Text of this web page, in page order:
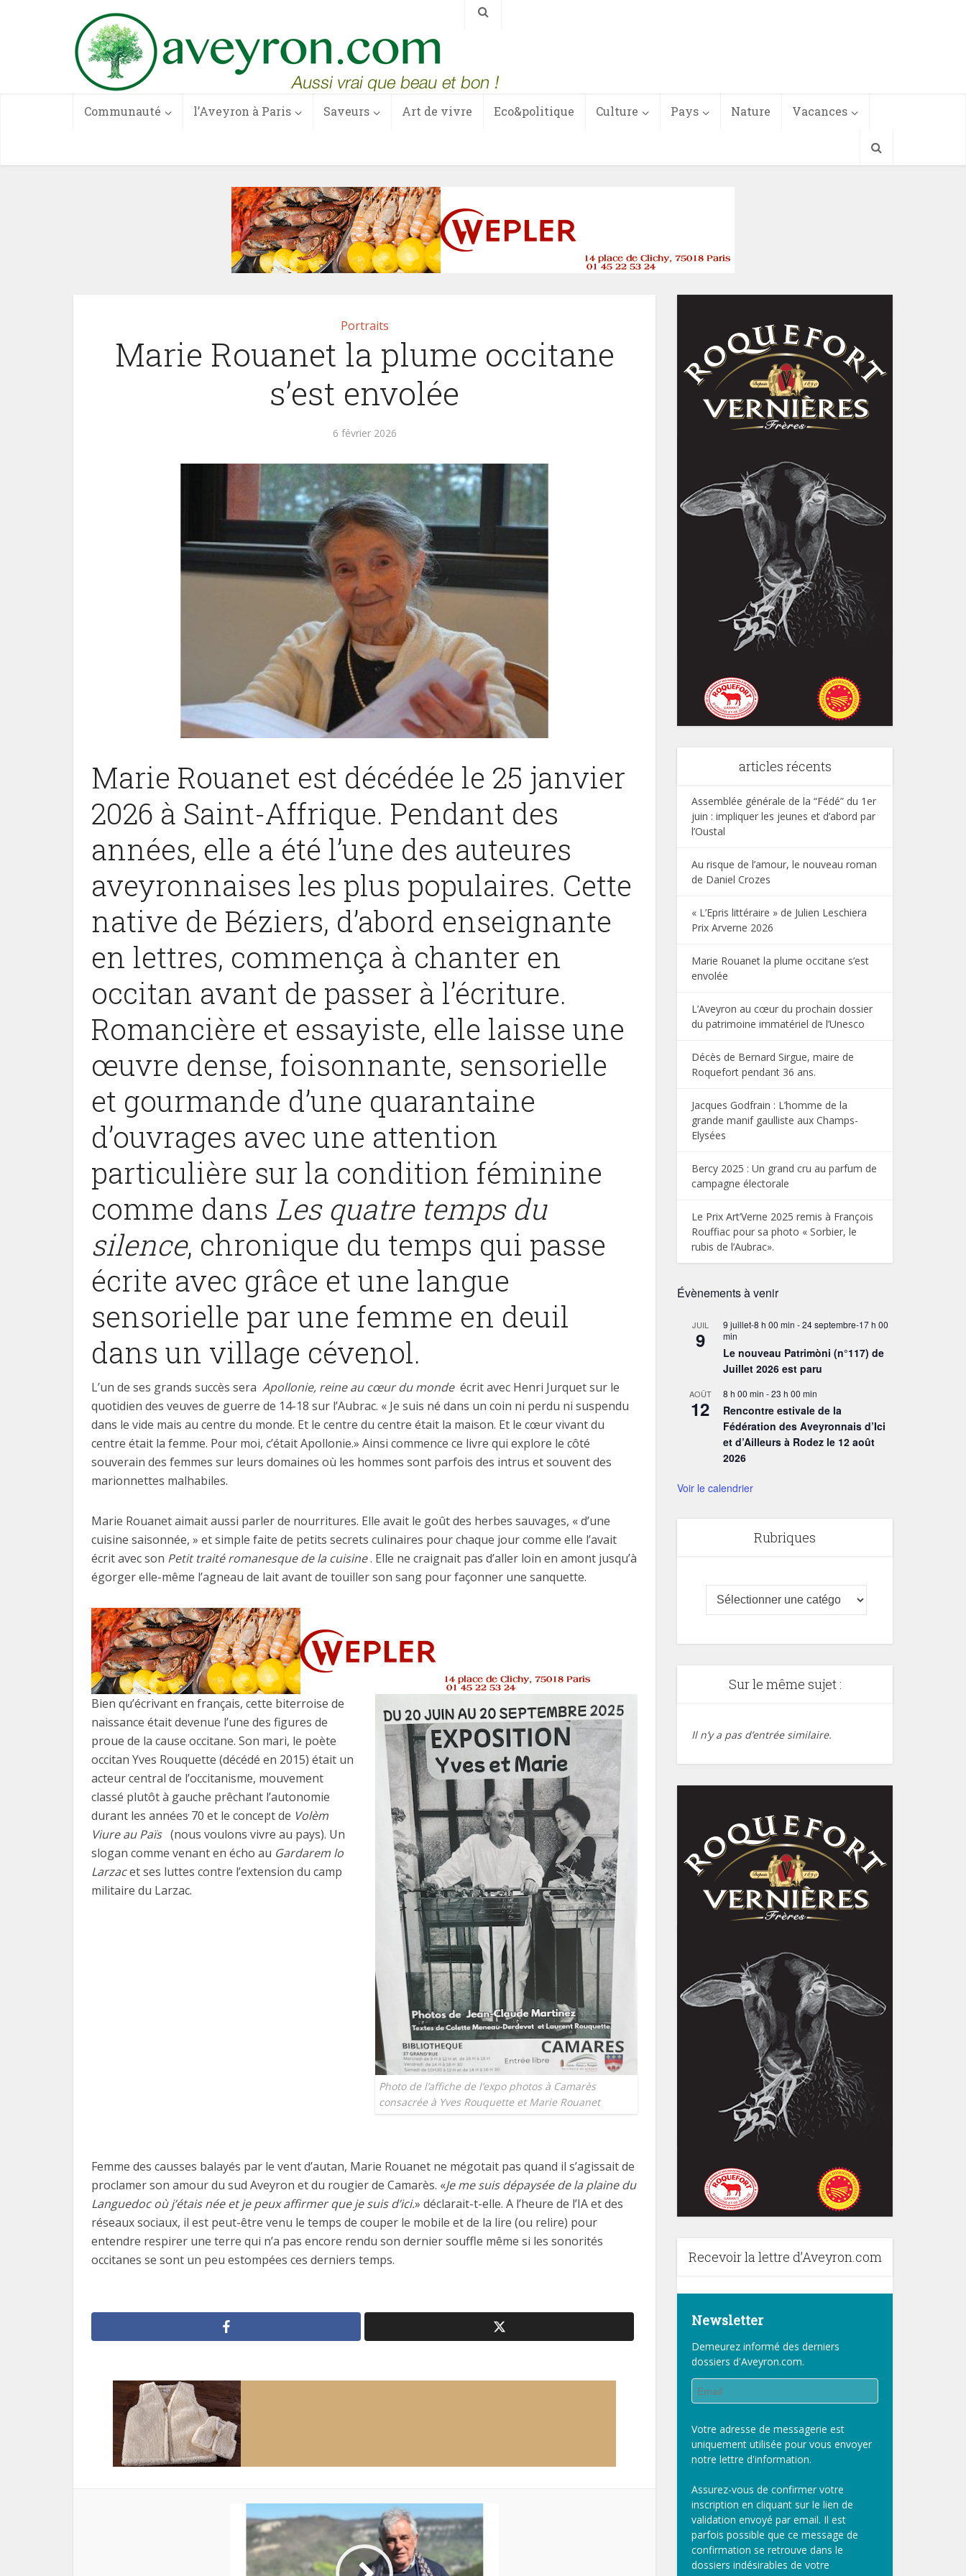
Communauté l’Aveyron à Paris Saveurs Art de vivre Eco&politique Culture Pays Nature Vacances
Portraits
Marie Rouanet la plume occitane
s’est envolée
6 février 2026
Marie Rouanet est décédée le 25 janvier
2026 à Saint-Affrique. Pendant des
années, elle a été l’une des auteures
aveyronnaises les plus populaires. Cette
native de Béziers, d’abord enseignante
en lettres, commença à chanter en
occitan avant de passer à l’écriture.
Romancière et essayiste, elle laisse une
œuvre dense, foisonnante, sensorielle
et gourmande d’une quarantaine
d’ouvrages avec une attention
particulière sur la condition féminine
comme dans Les quatre temps du
silence, chronique du temps qui passe
écrite avec grâce et une langue
sensorielle par une femme en deuil
dans un village cévenol.
L’un de ses grands succès sera Apollonie, reine au cœur du mondeécrit avec Henri Jurquet sur le
quotidien des veuves de guerre de 14-18 sur l’Aubrac. « Je suis né dans un coin ni perdu ni suspendu
dans le vide mais au centre du monde. Et le centre du centre était la maison. Et le cœur vivant du
centre était la femme. Pour moi, c’était Apollonie.» Ainsi commence ce livre qui explore le côté
souverain des femmes sur leurs domaines où les hommes sont parfois des intrus et souvent des
marionnettes malhabiles.
Marie Rouanet aimait aussi parler de nourritures. Elle avait le goût des herbes sauvages, « d’une
cuisine saisonnée, » et simple faite de petits secrets culinaires pour chaque jour comme elle l’avait
écrit avec son Petit traité romanesque de la cuisine. Elle ne craignait pas d’aller loin en amont jusqu’à
égorger elle-même l’agneau de lait avant de touiller son sang pour façonner une sanquette.
Bien qu’écrivant en français, cette biterroise de
naissance était devenue l’une des figures de
proue de la cause occitane. Son mari, le poète
occitan Yves Rouquette (décédé en 2015) était un
acteur central de l’occitanisme, mouvement
classé plutôt à gauche prêchant l’autonomie
durant les années 70 et le concept de Volèm
Viure au Païs(nous voulons vivre au pays). Un
slogan comme venant en écho au Gardarem lo
Larzacet ses luttes contre l’extension du camp
militaire du Larzac.
Photo de l’affiche de l’expo photos à Camarès
consacrée à Yves Rouquette et Marie Rouanet
Femme des causses balayés par le vent d’autan, Marie Rouanet ne mégotait pas quand il s’agissait de
proclamer son amour du sud Aveyron et du rougier de Camarès. «Je me suis dépaysée de la plaine du
Languedoc où j’étais née et je peux affirmer que je suis d’ici.» déclarait-t-elle. A l’heure de l’IA et des
réseaux sociaux, il est peut-être venu le temps de couper le mobile et de la lire (ou relire) pour
entendre respirer une terre qui n’a pas encore rendu son dernier souffle même si les sonorités
occitanes se sont un peu estompées ces derniers temps.
articles récents
Assemblée générale de la “Fédé” du 1er
juin : impliquer les jeunes et d’abord par
l’Oustal
Au risque de l’amour, le nouveau roman
de Daniel Crozes
« L’Epris littéraire » de Julien Leschiera
Prix Arverne 2026
Marie Rouanet la plume occitane s’est
envolée
L’Aveyron au cœur du prochain dossier
du patrimoine immatériel de l’Unesco
Décès de Bernard Sirgue, maire de
Roquefort pendant 36 ans.
Jacques Godfrain : L’homme de la
grande manif gaulliste aux Champs-
Elysées
Bercy 2025 : Un grand cru au parfum de
campagne électorale
Le Prix Art’Verne 2025 remis à François
Rouffiac pour sa photo « Sorbier, le
rubis de l’Aubrac».
Évènements à venir
JUIL
9
9 juillet-8 h 00 min -24 septembre-17 h 00
min
Le nouveau Patrimòni (n°117) de
Juillet 2026 est paru
AOÛT
12
8 h 00 min -23 h 00 min
Rencontre estivale de la
Fédération des Aveyronnais d’Ici
et d’Ailleurs à Rodez le 12 août
2026
Voir le calendrier
Rubriques
Sur le même sujet :
Il n’y a pas d’entrée similaire.
Recevoir la lettre d’Aveyron.com
Newsletter
Demeurez informé des derniers
dossiers d'Aveyron.com.
Votre adresse de messagerie est
uniquement utilisée pour vous envoyer
notre lettre d'information.
Assurez-vous de confirmer votre
inscription en cliquant sur le lien de
validation envoyé par email. Il est
parfois possible que ce message de
confirmation se retrouve dans le
dossiers indésirables de votre